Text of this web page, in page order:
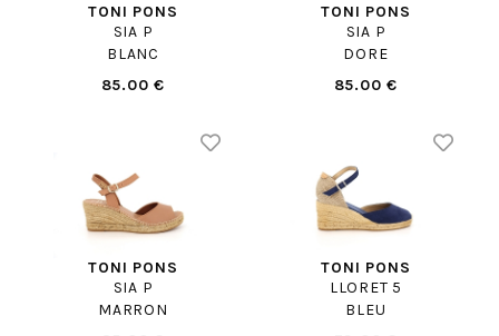
TONI PONS
SIA P
BLANC
85.00 €
TONI PONS
SIA P
DORE
85.00 €
TONI PONS
SIA P
MARRON
TONI PONS
LLORET 5
BLEU